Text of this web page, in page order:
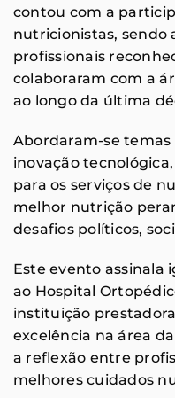
contou com a
nutricionistas, sendo
profissionais
colaboraram com a
ao longo da última
Abordaram-se
inovação
para os serviços de
melhor nutrição
desafios políticos,
Este evento assinala
ao Hospital
instituição
excelência na área
a reflexão entre
melhores cuidados